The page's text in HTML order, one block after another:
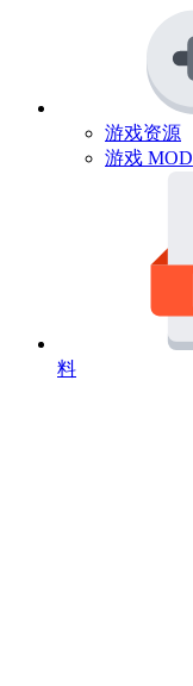
游戏资源
游戏 MOD
料